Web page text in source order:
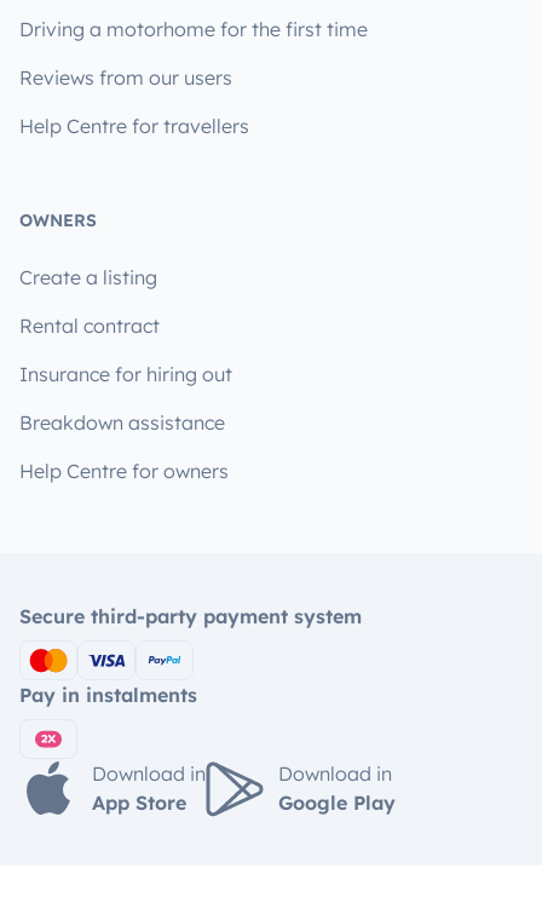
Driving a motorhome for the first time
Reviews from our users
Help Centre for travellers
OWNERS
Create a listing
Rental contract
Insurance for hiring out
Breakdown assistance
Help Centre for owners
Secure third-party payment system
Pay in instalments
Download in
App Store
Download in
Google Play